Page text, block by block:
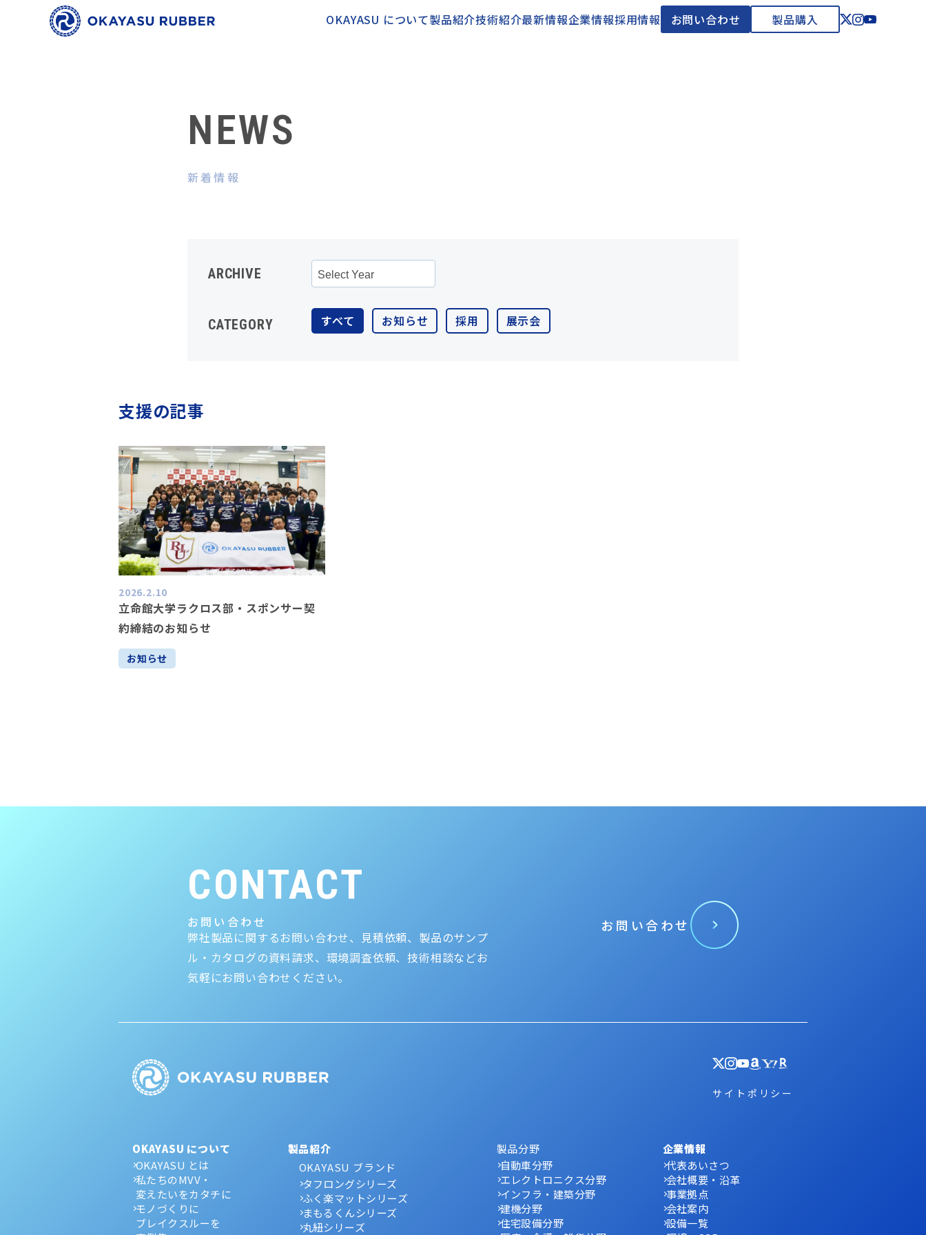
OKAYASU について製品紹介技術紹介最新情報企業情報採用情報 お問い合わせ 製品購入
NEWS
新着情報
ARCHIVE
CATEGORY すべて お知らせ 採用 展示会
支援の記事
2026.2.10
立命館大学ラクロス部・スポンサー契
約締結のお知らせ
お知らせ
CONTACT
お問い合わせ
弊社製品に関するお問い合わせ、見積依頼、製品のサンプ
ル・カタログの資料請求、環境調査依頼、技術相談などお
気軽にお問い合わせください。
お問い合わせ
サイトポリシー
OKAYASU について
OKAYASU とは
私たちのMVV・
変えたいをカタチに
モノづくりに
ブレイクスルーを
製品紹介
OKAYASU ブランド
タフロングシリーズ
ふく楽マットシリーズ
まもるくんシリーズ
丸紐シリーズ
製品分野
自動車分野
エレクトロニクス分野
インフラ・建築分野
建機分野
住宅設備分野
企業情報
代表あいさつ
会社概要・沿革
事業拠点
会社案内
設備一覧